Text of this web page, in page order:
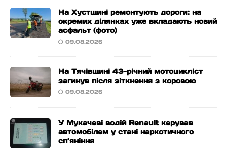
На Хустщині ремонтують дороги: на
окремих ділянках уже вкладають новий
асфальт (фото)
09.08.2026
На Тячівщині 43-річний мотоцикліст
загинув після зіткнення з коровою
09.08.2026
У Мукачеві водій Renault керував
автомобілем у стані наркотичного
сп’яніння